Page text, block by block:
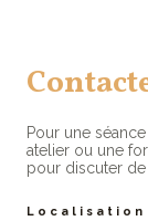
Pour une
atelier ou une
pour discuter de
Localisation